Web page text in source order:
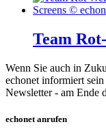
Team
Wenn Sie auch in
echonet informiert
Newsletter - am Ende
echonet anrufen